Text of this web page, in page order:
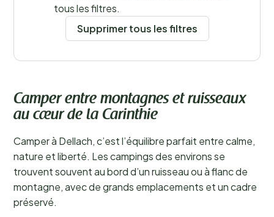
tous les filtres.
Supprimer tous les filtres
Camper entre montagnes et ruisseaux
au cœur de la Carinthie
Camper à Dellach, c’est l’équilibre parfait entre calme,
nature et liberté. Les campings des environs se
trouvent souvent au bord d’un ruisseau ou à flanc de
montagne, avec de grands emplacements et un cadre
préservé.